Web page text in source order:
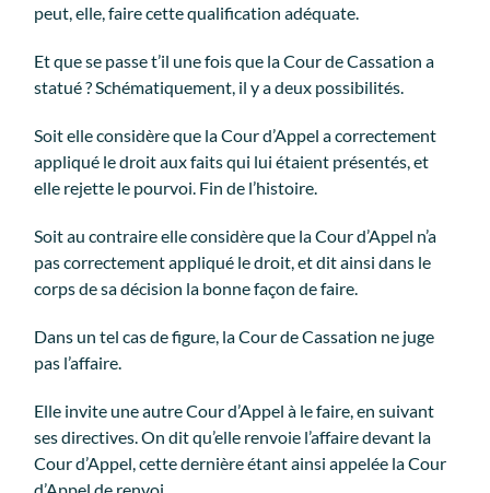
peut, elle, faire cette qualification adéquate.
Et que se passe t’il une fois que la Cour de Cassation a
statué ? Schématiquement, il y a deux possibilités.
Soit elle considère que la Cour d’Appel a correctement
appliqué le droit aux faits qui lui étaient présentés, et
elle rejette le pourvoi. Fin de l’histoire.
Soit au contraire elle considère que la Cour d’Appel n’a
pas correctement appliqué le droit, et dit ainsi dans le
corps de sa décision la bonne façon de faire.
Dans un tel cas de figure, la Cour de Cassation ne juge
pas l’affaire.
Elle invite une autre Cour d’Appel à le faire, en suivant
ses directives. On dit qu’elle renvoie l’affaire devant la
Cour d’Appel, cette dernière étant ainsi appelée la Cour
d’Appel de renvoi.